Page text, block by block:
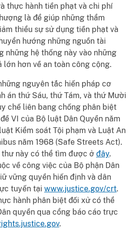
thực hành tiền phạt và chi phí
là để giúp những thẩm
thiểu sự sử dụng tiền phạt và
hướng những nguồn tài
những hệ thống này vào những
lớn hơn về an toàn công cộng.
nguyên tắc hiến pháp cơ
án thứ Sáu, thứ Tám, và thứ Mười
chế liên bang chống phân biệt
VI của Bộ luật Dân Quyền năm
Kiểm soát Tội phạm và Luật An
năm 1968 (Safe Streets Act).
thư này có thể tìm được ở đây.
về công việc của Bộ phận Dân
vững quyền hiến định và dân
tuyến tại www.justice.gov/crt.
hành phân biệt đối xử có thể
quyền qua cổng báo cáo trực
.